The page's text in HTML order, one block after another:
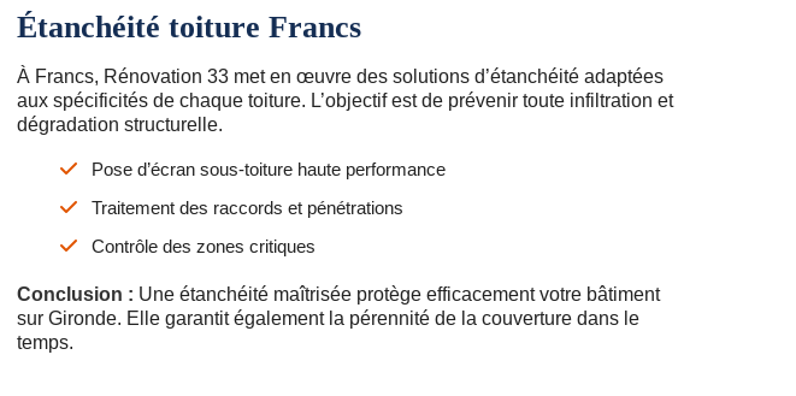
Étanchéité toiture Francs
À Francs, Rénovation 33 met en œuvre des solutions d’étanchéité adaptées
aux spécificités de chaque toiture. L’objectif est de prévenir toute infiltration et
dégradation structurelle.
Pose d’écran sous-toiture haute performance
Traitement des raccords et pénétrations
Contrôle des zones critiques
Conclusion : Une étanchéité maîtrisée protège efficacement votre bâtiment
sur Gironde. Elle garantit également la pérennité de la couverture dans le
temps.